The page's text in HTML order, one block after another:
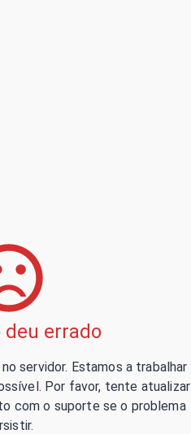
deu errado
servidor. Estamos a trabalhar
Por favor, tente atualizar
com o suporte se o problema